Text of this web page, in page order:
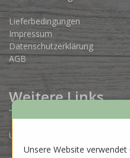
Lieferbedingungen
Impressum
Datenschutzerklärung
AGB
Weitere Links
Unsere Produzenten
Unsere Website